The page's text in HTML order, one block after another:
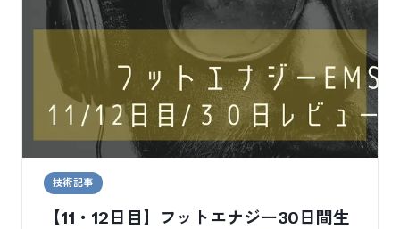
技術記事
【11・12日目】フットエナジー30日間生